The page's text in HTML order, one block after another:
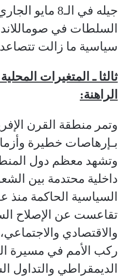
جيله في الـ8
السلطات في
سياسية ما زالت تتصاعد
ثالثا ـ المتغيرات
الراهنة:
وتمر منطقة القرن
بـإرهاصات خطيرة
وتشهد معظم دول
داخلية محتدمة بين
السياسية الحاكمة منذ
تقاعست عن الإصلاح
والاقتصادي
ركب الأمم في مسيرة
الديمقراطي والتداول